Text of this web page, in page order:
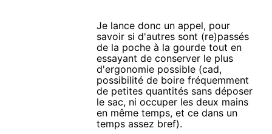
Je lance donc un appel, pour
savoir si d'autres sont (re)passés
de la poche à la gourde tout en
essayant de conserver le plus
d'ergonomie possible (cad,
possibilité de boire fréquemment
de petites quantités sans déposer
le sac, ni occuper les deux mains
en même temps, et ce dans un
temps assez bref).